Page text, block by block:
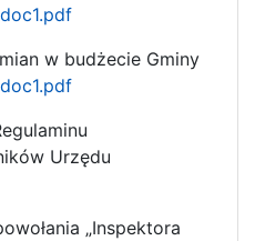
doc1.pdf
w budżecie Gminy
doc1.pdf
Urzędu
„Inspektora